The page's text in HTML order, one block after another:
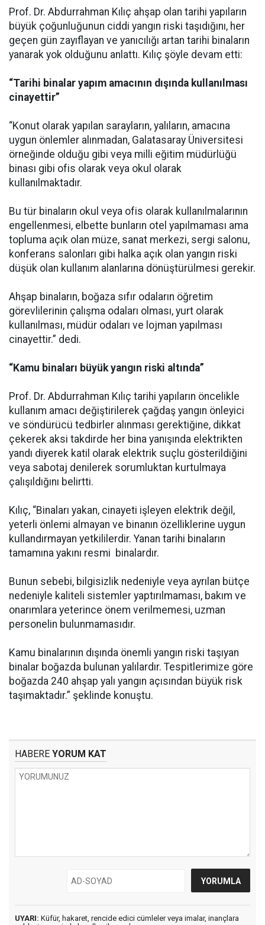
Prof. Dr. Abdurrahman Kılıç ahşap olan tarihi yapıların
büyük çoğunluğunun ciddi yangın riski taşıdığını, her
geçen gün zayıflayan ve yanıcılığı artan tarihi binaların
yanarak yok olduğunu anlattı. Kılıç şöyle devam etti:
“Tarihi binalar yapım amacının dışında kullanılması
cinayettir”
“Konut olarak yapılan sarayların, yalıların, amacına
uygun önlemler alınmadan, Galatasaray Üniversitesi
örneğinde olduğu gibi veya milli eğitim müdürlüğü
binası gibi ofis olarak veya okul olarak
kullanılmaktadır.
Bu tür binaların okul veya ofis olarak kullanılmalarının
engellenmesi, elbette bunların otel yapılmaması ama
topluma açık olan müze, sanat merkezi, sergi salonu,
konferans salonları gibi halka açık olan yangın riski
düşük olan kullanım alanlarına dönüştürülmesi gerekir.
Ahşap binaların, boğaza sıfır odaların öğretim
görevlilerinin çalışma odaları olması, yurt olarak
kullanılması, müdür odaları ve lojman yapılması
cinayettir.” dedi.
“Kamu binaları büyük yangın riski altında”
Prof. Dr. Abdurrahman Kılıç tarihi yapıların öncelikle
kullanım amacı değiştirilerek çağdaş yangın önleyici
ve söndürücü tedbirler alınması gerektiğine, dikkat
çekerek aksi takdirde her bina yanışında elektrikten
yandı diyerek katil olarak elektrik suçlu gösterildiğini
veya sabotaj denilerek sorumluktan kurtulmaya
çalışıldığını belirtti.
Kılıç, “Binaları yakan, cinayeti işleyen elektrik değil,
yeterli önlemi almayan ve binanın özelliklerine uygun
kullandırmayan yetkililerdir. Yanan tarihi binaların
tamamına yakını resmi binalardır.
Bunun sebebi, bilgisizlik nedeniyle veya ayrılan bütçe
nedeniyle kaliteli sistemler yaptırılmaması, bakım ve
onarımlara yeterince önem verilmemesi, uzman
personelin bulunmamasıdır.
Kamu binalarının dışında önemli yangın riski taşıyan
binalar boğazda bulunan yalılardır. Tespitlerimize göre
boğazda 240 ahşap yalı yangın açısından büyük risk
taşımaktadır.” şeklinde konuştu.
HABERE YORUM KAT
UYARI: Küfür, hakaret, rencide edici cümleler veya imalar, inançlara